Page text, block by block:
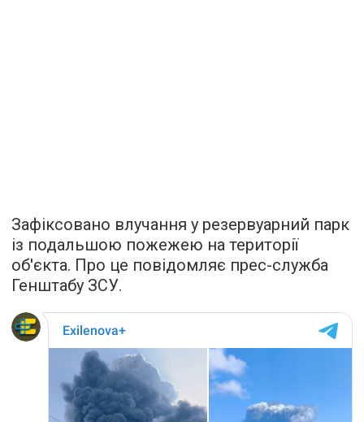
Зафіксовано влучання у резервуарний парк
із подальшою пожежею на території
об'єкта. Про це повідомляє прес-служба
Генштабу ЗСУ.